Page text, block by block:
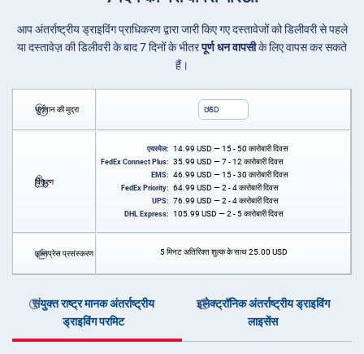
आप अंतर्राष्ट्रीय ड्राइविंग प्राधिकरण द्वारा जारी किए गए दस्तावेजों को डिलीवरी से पहले
या दस्तावेज़ की डिलीवरी के बाद 7 दिनों के भीतरपूर्ण धन वापसीके लिए वापस कर सकते
हैं।
भुगतान की मुद्रा USD
वितरण
एयरमेल: 14.99 USD — 15 - 50 कारोबारी दिवस
FedEx Connect Plus: 35.99 USD — 7 - 12 कारोबारी दिवस
EMS: 46.99 USD — 15 - 30 कारोबारी दिवस
FedEx Priority: 64.99 USD — 2 - 4 कारोबारी दिवस
UPS: 76.99 USD — 2 - 4 कारोबारी दिवस
DHL Express: 105.99 USD — 2 - 5 कारोबारी दिवस
एक्सप्रेस प्रसंस्करण 5 मिनट अतिरिक्त शुल्क के साथ25.00 USD
संयुक्त राष्ट्र मानक अंतर्राष्ट्रीय
ड्राइविंग परमिट
इलेक्ट्रॉनिक अंतर्राष्ट्रीय ड्राइविंग
लाइसेंस